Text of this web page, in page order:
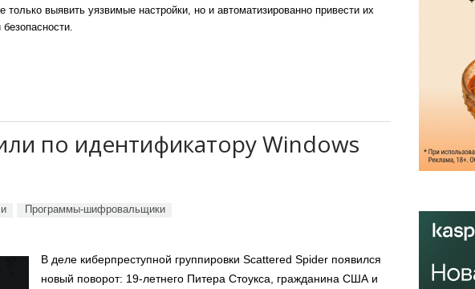
выявить уязвимые настройки, но и автоматизированно привести их
по идентификатору Windows
Программы-шифровальщики
В деле киберпреступной группировки Scattered Spider появился
новый поворот: 19-летнего Питера Стоукса, гражданина США и